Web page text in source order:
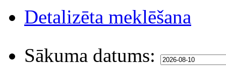
Detalizēta meklēšana
Sākuma datums: